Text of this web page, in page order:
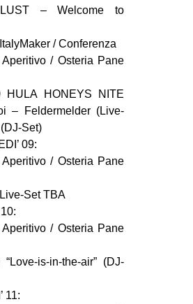
– Welcome to
/ Conferenza
/ Osteria Pane
HULA HONEYS NITE
– Feldermelder (Live-
Set)
09:
/ Osteria Pane
Set TBA
/ Osteria Pane
is-in-the-air” (DJ-
11: